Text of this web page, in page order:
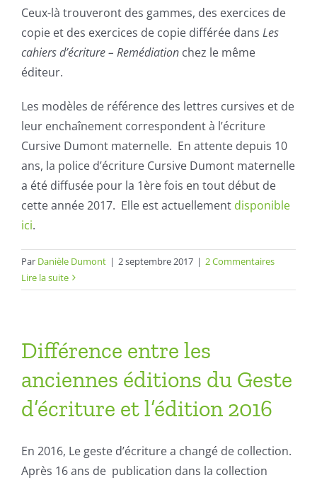
Ceux-là trouveront des gammes, des exercices de
copie et des exercices de copie différée dans Les
cahiers d’écriture – Remédiation chez le même
éditeur.
Les modèles de référence des lettres cursives et de
leur enchaînement correspondent à l’écriture
Cursive Dumont maternelle. En attente depuis 10
ans, la police d’écriture Cursive Dumont maternelle
a été diffusée pour la 1ère fois en tout début de
cette année 2017. Elle est actuellement disponible
ici.
Par Danièle Dumont | 2 septembre 2017 | 2 Commentaires
Lire la suite
Différence entre les
anciennes éditions du Geste
d’écriture et l’édition 2016
En 2016, Le geste d’écriturea changé de collection.
Après 16 ans de publication dans la collection